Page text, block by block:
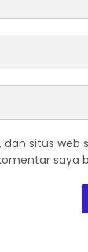
situs web
saya